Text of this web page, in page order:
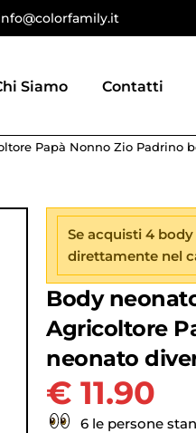
Siamo Contatti
Papà Nonno Zio Padrino
Se acquisti 4
direttamente nel
Body
Agricoltore
neonato
€ 11.90
6 le persone